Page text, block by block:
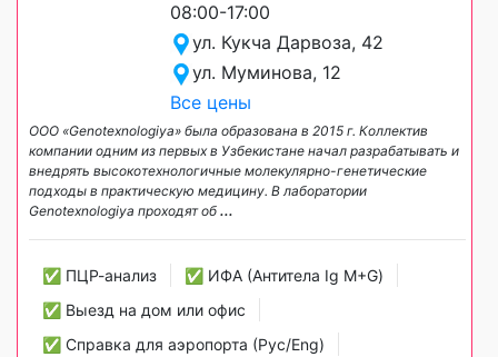
08:00-17:00
ул. Кукча Дарвоза, 42
ул. Муминова, 12
Все цены
ООО «Genotexnologiya» была образована в 2015 г. Коллектив
компании одним из первых в Узбекистане начал разрабатывать и
внедрять высокотехнологичные молекулярно-генетические
подходы в практическую медицину. В лаборатории
Genotexnologiya проходят об ...
✅ ПЦР-анализ
✅ ИФА (Антитела Ig М+G)
✅ Выезд на дом или офис
✅ Справка для аэропорта (Рус/Eng)